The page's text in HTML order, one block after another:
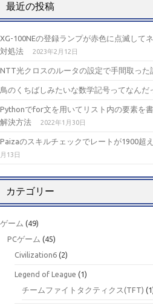
最近の投稿
XG-100NEの登録ランプが赤色に点滅して
対処法
2023年2月12日
NTT光クロスのルータの設定で手間取った
鳥のくちばしみたいな数学記号ってなんだ
Pythonでfor文を用いてリスト内の要素を
解決方法
2022年1月30日
Paizaのスキルチェックでレートが1900超
月13日
カテゴリー
ゲーム (49)
PCゲーム (45)
Civilization6 (2)
Legend of League (1)
チームファイトタクティクス(TFT)